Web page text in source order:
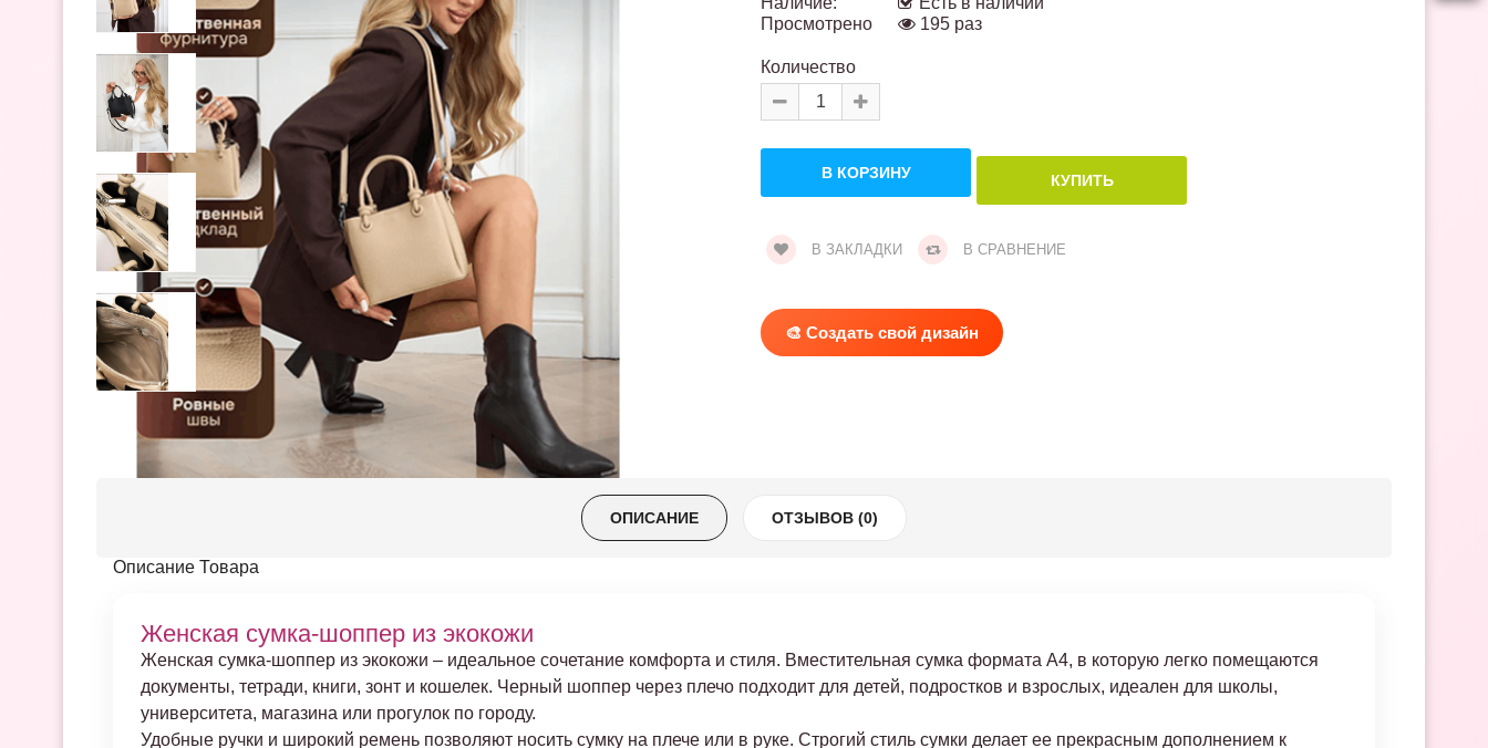
Просмотрено
195 раз
Количество
В ЗАКЛАДКИ В СРАВНЕНИЕ
🎨 Создать свой дизайн
ОПИСАНИЕ ОТЗЫВОВ (0)
Описание Товара
Женская сумка-шоппер из экокожи
Женская сумка-шоппер из экокожи – идеальное сочетание комфорта и стиля. Вместительная сумка формата А4, в которую легко помещаются
документы, тетради, книги, зонт и кошелек. Черный шоппер через плечо подходит для детей, подростков и взрослых, идеален для школы,
университета, магазина или прогулок по городу.
Удобные ручки и широкий ремень позволяют носить сумку на плече или в руке. Строгий стиль сумки делает ее прекрасным дополнением к